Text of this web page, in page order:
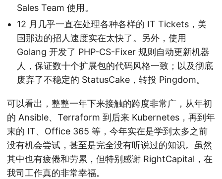
Sales Team 使用。
12 月几乎一直在处理各种各样的 IT Tickets，美
国那边的招人速度实在太快了。另外，使用
Golang 开发了 PHP-CS-Fixer 规则自动更新机器
人，保证数十个扩展包的代码风格一致；以及彻底
废弃了不稳定的 StatusCake，转投 Pingdom。
可以看出，整整一年下来接触的跨度非常广，从年初
的 Ansible、Terraform 到后来 Kubernetes，再到年
末的 IT、Office 365 等，今年实在是学到太多之前
没有机会尝试，甚至是完全没有听说过的知识。虽然
其中也有疲倦和劳累，但特别感谢 RightCapital，在
我司工作真的非常幸福。